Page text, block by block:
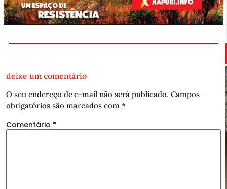
deixe um comentário
O seu endereço de e-mail não será publicado. Campos
obrigatórios são marcados com *
Comentário *